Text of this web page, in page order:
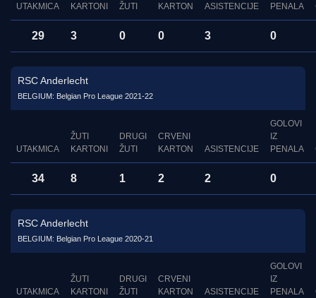
UTAKMICA
KARTONI
ŽUTI
KARTON
ASISTENCIJE
PENALA
29 3 0 0 3 0
RSC Anderlecht
BELGIUM: Belgian Pro League 2021-22
UTAKMICA
ŽUTI
KARTONI
DRUGI
ŽUTI
CRVENI
KARTON
ASISTENCIJE
GOLOVI
IZ
PENALA
34 8 1 2 2 0
RSC Anderlecht
BELGIUM: Belgian Pro League 2020-21
UTAKMICA
ŽUTI
KARTONI
DRUGI
ŽUTI
CRVENI
KARTON
ASISTENCIJE
GOLOVI
IZ
PENALA